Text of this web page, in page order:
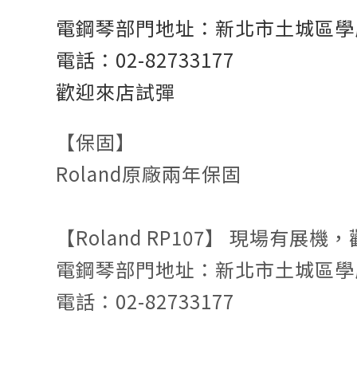
電鋼琴部門地址：新北市土城區
電話：02-82733177
歡迎來店試彈
【保固】
Roland原廠兩年保固
【Roland RP107】
現場有展機，
電鋼琴部門地址：新北市土城區
電話：02-82733177